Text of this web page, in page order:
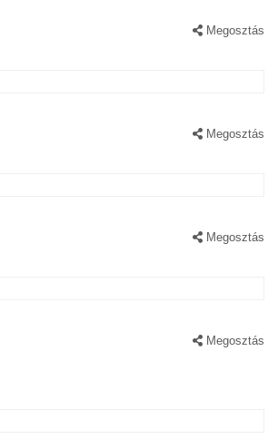
Megosztás
Megosztás
Megosztás
Megosztás